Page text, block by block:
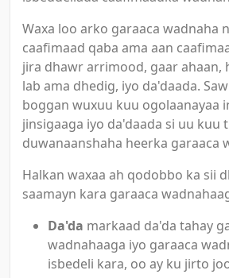
Waxa loo arko garaaca wadnaha
caafimaad qaba ama aan
jira dhawr arrimood, gaar ahaan,
lab ama dhedig, iyo da'daada.
boggan wuxuu kuu ogolaanayaa
jinsigaaga iyo da'daada si uu kuu
duwanaanshaha heerka garaaca
Halkan waxaa ah qodobbo ka sii
saamayn kara garaaca
Da'da markaad da'da tahay
wadnahaaga iyo garaaca
isbedeli kara, oo ay ku jirto